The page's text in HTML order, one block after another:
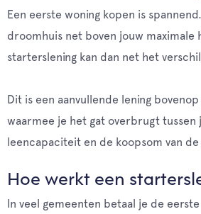
Een eerste woning kopen is
droomhuis net boven jouw maximale
starterslening kan dan net het
Dit is een aanvullende lening
waarmee je het gat overbrugt tussen
leencapaciteit en de koopsom van de
Hoe werkt een
In veel gemeenten betaal je de